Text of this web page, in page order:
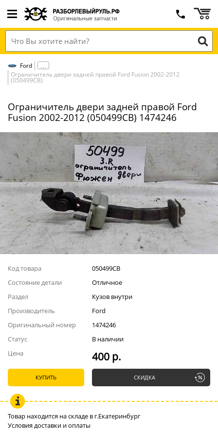
Ford
Ограничитель двери задней правой Ford Fusion 2002-2012
(050499СВ)
Ограничитель двери задней правой Ford
Fusion 2002-2012 (050499СВ) 1474246
Код товара
050499СВ
Состояние детали
Отличное
Раздел
Кузов внутри
Производитель
Ford
Оригинальный номер
1474246
Статус
В наличии
Цена
400 р.
КУПИТЬ СКИДКА
Товар находится на складе в г.Екатеринбург
Условия доставки и оплаты